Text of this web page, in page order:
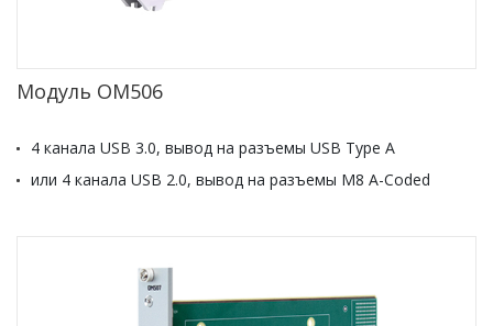
Модуль OM506
4 канала USB 3.0, вывод на разъемы USB Type A
или 4 канала USB 2.0, вывод на разъемы M8 A-Coded